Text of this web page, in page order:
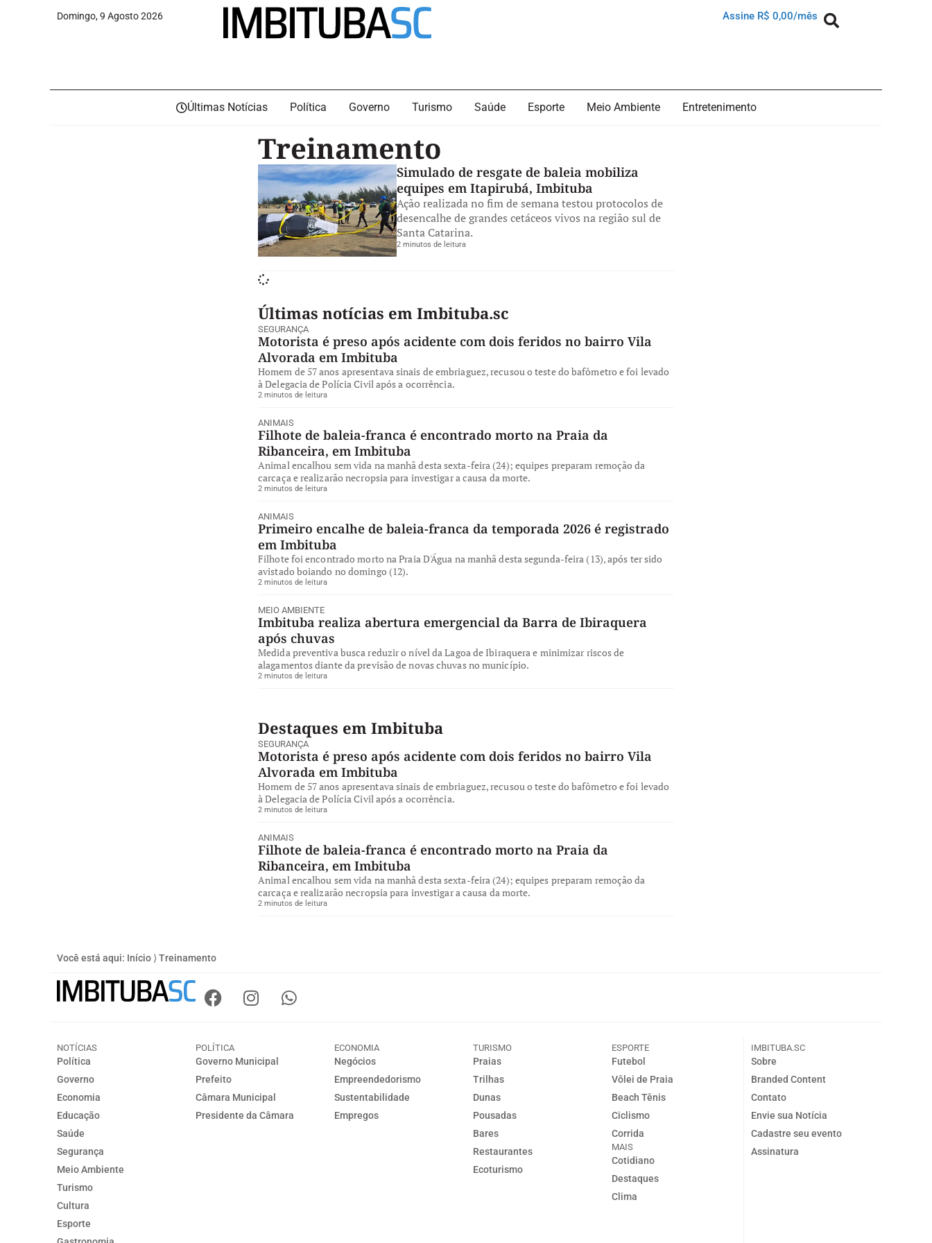
Domingo, 9 Agosto 2026 Assine R$ 0,00/mês
Últimas Notícias Política Governo Turismo Saúde Esporte Meio Ambiente Entretenimento
Treinamento
Simulado de resgate de baleia mobiliza
equipes em Itapirubá, Imbituba
Ação realizada no fim de semana testou protocolos de
desencalhe de grandes cetáceos vivos na região sul de
Santa Catarina.
2 minutos de leitura
Últimas notícias em Imbituba.sc
SEGURANÇA
Motorista é preso após acidente com dois feridos no bairro Vila
Alvorada em Imbituba
Homem de 57 anos apresentava sinais de embriaguez, recusou o teste do bafômetro e foi levado
à Delegacia de Polícia Civil após a ocorrência.
2 minutos de leitura
ANIMAIS
Filhote de baleia-franca é encontrado morto na Praia da
Ribanceira, em Imbituba
Animal encalhou sem vida na manhã desta sexta-feira (24); equipes preparam remoção da
carcaça e realizarão necropsia para investigar a causa da morte.
2 minutos de leitura
ANIMAIS
Primeiro encalhe de baleia-franca da temporada 2026 é registrado
em Imbituba
Filhote foi encontrado morto na Praia D'Água na manhã desta segunda-feira (13), após ter sido
avistado boiando no domingo (12).
2 minutos de leitura
MEIO AMBIENTE
Imbituba realiza abertura emergencial da Barra de Ibiraquera
após chuvas
Medida preventiva busca reduzir o nível da Lagoa de Ibiraquera e minimizar riscos de
alagamentos diante da previsão de novas chuvas no município.
2 minutos de leitura
Destaques em Imbituba
SEGURANÇA
Motorista é preso após acidente com dois feridos no bairro Vila
Alvorada em Imbituba
Homem de 57 anos apresentava sinais de embriaguez, recusou o teste do bafômetro e foi levado
à Delegacia de Polícia Civil após a ocorrência.
2 minutos de leitura
ANIMAIS
Filhote de baleia-franca é encontrado morto na Praia da
Ribanceira, em Imbituba
Animal encalhou sem vida na manhã desta sexta-feira (24); equipes preparam remoção da
carcaça e realizarão necropsia para investigar a causa da morte.
2 minutos de leitura
Você está aqui: Início ⟩ Treinamento
NOTÍCIAS
Política
Governo
Economia
Educação
Saúde
Segurança
Meio Ambiente
Turismo
Cultura
Esporte
POLÍTICA
Governo Municipal
Prefeito
Câmara Municipal
Presidente da Câmara
ECONOMIA
Negócios
Empreendedorismo
Sustentabilidade
Empregos
TURISMO
Praias
Trilhas
Dunas
Pousadas
Bares
Restaurantes
Ecoturismo
ESPORTE
Futebol
Vôlei de Praia
Beach Tênis
Ciclismo
Corrida
MAIS
Cotidiano
Destaques
Clima
IMBITUBA.SC
Sobre
Branded Content
Contato
Envie sua Notícia
Cadastre seu evento
Assinatura